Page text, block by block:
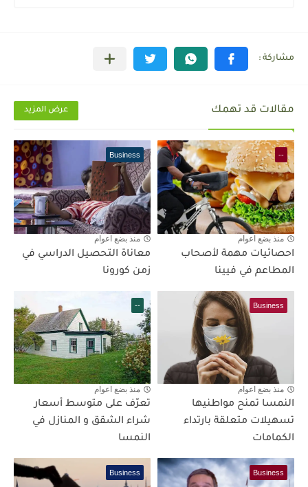
مقالات قد تهمك عرض المزيد
--
منذ بضع اعوام
احصائيات مهمة لأصحاب
المطاعم في فيينا
Business
منذ بضع اعوام
معاناة التحصيل الدراسي في
زمن كورونا
Business
منذ بضع اعوام
النمسا تمنح مواطنيها
تسهيلات متعلقة بارتداء
الكمامات
--
منذ بضع اعوام
تعرّف على متوسط أسعار
شراء الشقق و المنازل في
النمسا
Business
Business